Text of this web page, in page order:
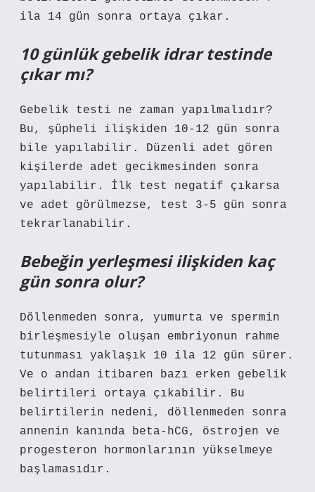
ila 14 gün sonra ortaya çıkar.
10 günlük gebelik idrar testinde
çıkar mı?
Gebelik testi ne zaman yapılmalıdır?
Bu, şüpheli ilişkiden 10-12 gün sonra
bile yapılabilir. Düzenli adet gören
kişilerde adet gecikmesinden sonra
yapılabilir. İlk test negatif çıkarsa
ve adet görülmezse, test 3-5 gün sonra
tekrarlanabilir.
Bebeğin yerleşmesi ilişkiden kaç
gün sonra olur?
Döllenmeden sonra, yumurta ve spermin
birleşmesiyle oluşan embriyonun rahme
tutunması yaklaşık 10 ila 12 gün sürer.
Ve o andan itibaren bazı erken gebelik
belirtileri ortaya çıkabilir. Bu
belirtilerin nedeni, döllenmeden sonra
annenin kanında beta-hCG, östrojen ve
progesteron hormonlarının yükselmeye
başlamasıdır.